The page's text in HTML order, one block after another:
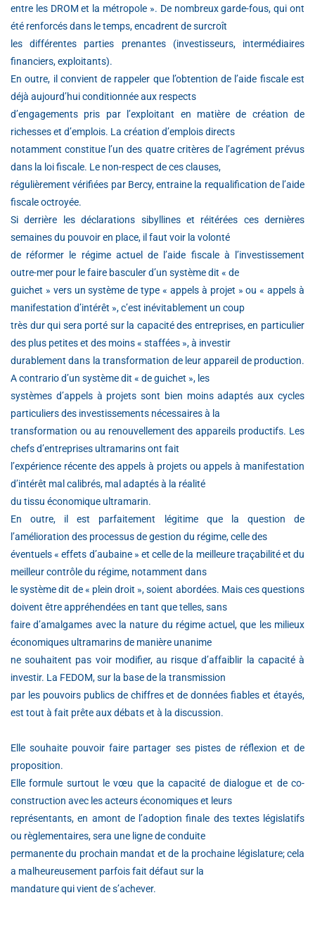
entre les DROM et la métropole ». De nombreux garde-fous, qui ont
été renforcés dans le temps, encadrent de surcroît
les différentes parties prenantes (investisseurs, intermédiaires
financiers, exploitants).
En outre, il convient de rappeler que l’obtention de l’aide fiscale est
déjà aujourd’hui conditionnée aux respects
d’engagements pris par l’exploitant en matière de création de
richesses et d’emplois. La création d’emplois directs
notamment constitue l’un des quatre critères de l’agrément prévus
dans la loi fiscale. Le non-respect de ces clauses,
régulièrement vérifiées par Bercy, entraine la requalification de l’aide
fiscale octroyée.
Si derrière les déclarations sibyllines et réitérées ces dernières
semaines du pouvoir en place, il faut voir la volonté
de réformer le régime actuel de l’aide fiscale à l’investissement
outre-mer pour le faire basculer d’un système dit « de
guichet » vers un système de type « appels à projet » ou « appels à
manifestation d’intérêt », c’est inévitablement un coup
très dur qui sera porté sur la capacité des entreprises, en particulier
des plus petites et des moins « staffées », à investir
durablement dans la transformation de leur appareil de production.
A contrario d’un système dit « de guichet », les
systèmes d’appels à projets sont bien moins adaptés aux cycles
particuliers des investissements nécessaires à la
transformation ou au renouvellement des appareils productifs. Les
chefs d’entreprises ultramarins ont fait
l’expérience récente des appels à projets ou appels à manifestation
d’intérêt mal calibrés, mal adaptés à la réalité
du tissu économique ultramarin.
En outre, il est parfaitement légitime que la question de
l’amélioration des processus de gestion du régime, celle des
éventuels « effets d’aubaine » et celle de la meilleure traçabilité et du
meilleur contrôle du régime, notamment dans
le système dit de « plein droit », soient abordées. Mais ces questions
doivent être appréhendées en tant que telles, sans
faire d’amalgames avec la nature du régime actuel, que les milieux
économiques ultramarins de manière unanime
ne souhaitent pas voir modifier, au risque d’affaiblir la capacité à
investir. La FEDOM, sur la base de la transmission
par les pouvoirs publics de chiffres et de données fiables et étayés,
est tout à fait prête aux débats et à la discussion.
Elle souhaite pouvoir faire partager ses pistes de réflexion et de
proposition.
Elle formule surtout le vœu que la capacité de dialogue et de co-
construction avec les acteurs économiques et leurs
représentants, en amont de l’adoption finale des textes législatifs
ou règlementaires, sera une ligne de conduite
permanente du prochain mandat et de la prochaine législature; cela
a malheureusement parfois fait défaut sur la
mandature qui vient de s’achever.